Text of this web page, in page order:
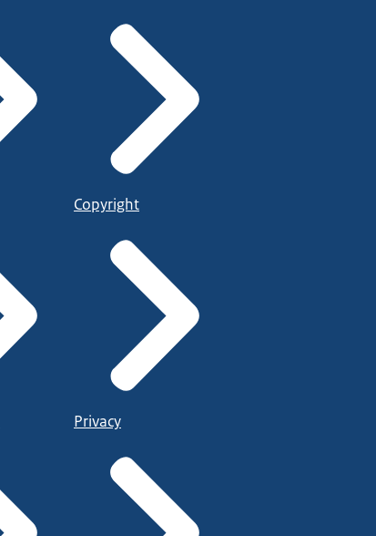
Copyright
Privacy